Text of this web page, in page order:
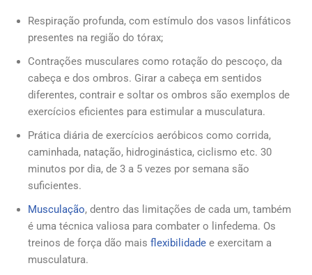
Respiração profunda, com estímulo dos vasos linfáticos
presentes na região do tórax;
Contrações musculares como rotação do pescoço, da
cabeça e dos ombros. Girar a cabeça em sentidos
diferentes, contrair e soltar os ombros são exemplos de
exercícios eficientes para estimular a musculatura.
Prática diária de exercícios aeróbicos como corrida,
caminhada, natação, hidroginástica, ciclismo etc. 30
minutos por dia, de 3 a 5 vezes por semana são
suficientes.
Musculação, dentro das limitações de cada um, também
é uma técnica valiosa para combater o linfedema. Os
treinos de força dão mais flexibilidade e exercitam a
musculatura.